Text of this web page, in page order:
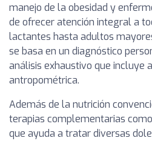
manejo de la obesidad y
de ofrecer atención integral a
lactantes hasta adultos
se basa en un diagnóstico
análisis exhaustivo que incluye
antropométrica.
Además de la nutrición
terapias complementarias
que ayuda a tratar diversas